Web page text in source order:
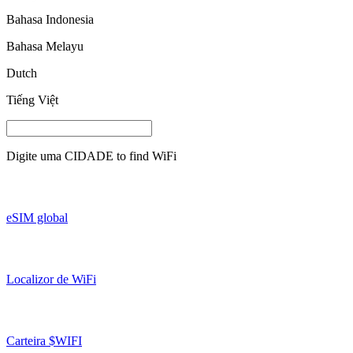
Bahasa Indonesia
Bahasa Melayu
Dutch
Tiếng Việt
Digite uma CIDADE to find WiFi
eSIM global
Localizor de WiFi
Carteira $WIFI